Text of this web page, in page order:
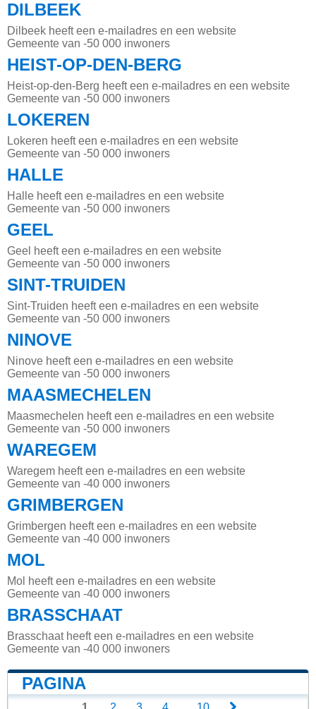
DILBEEK
Dilbeek heeft een e-mailadres en een website
Gemeente van -50 000 inwoners
HEIST-OP-DEN-BERG
Heist-op-den-Berg heeft een e-mailadres en een website
Gemeente van -50 000 inwoners
LOKEREN
Lokeren heeft een e-mailadres en een website
Gemeente van -50 000 inwoners
HALLE
Halle heeft een e-mailadres en een website
Gemeente van -50 000 inwoners
GEEL
Geel heeft een e-mailadres en een website
Gemeente van -50 000 inwoners
SINT-TRUIDEN
Sint-Truiden heeft een e-mailadres en een website
Gemeente van -50 000 inwoners
NINOVE
Ninove heeft een e-mailadres en een website
Gemeente van -50 000 inwoners
MAASMECHELEN
Maasmechelen heeft een e-mailadres en een website
Gemeente van -50 000 inwoners
WAREGEM
Waregem heeft een e-mailadres en een website
Gemeente van -40 000 inwoners
GRIMBERGEN
Grimbergen heeft een e-mailadres en een website
Gemeente van -40 000 inwoners
MOL
Mol heeft een e-mailadres en een website
Gemeente van -40 000 inwoners
BRASSCHAAT
Brasschaat heeft een e-mailadres en een website
Gemeente van -40 000 inwoners
PAGINA